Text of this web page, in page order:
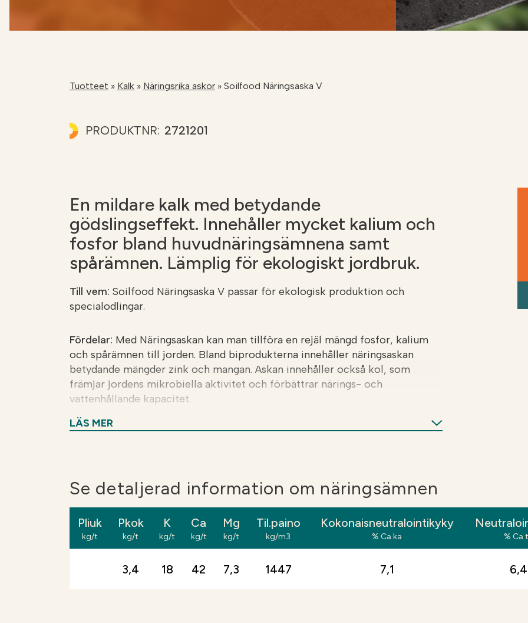
Tuotteet » Kalk » Näringsrika askor » Soilfood Näringsaska V
PRODUKTNR: 2721201
En mildare kalk med betydande
gödslingseffekt. Innehåller mycket kalium och
fosfor bland huvudnäringsämnena samt
spårämnen. Lämplig för ekologiskt jordbruk.
Till vem: Soilfood Näringsaska V passar för ekologisk produktion och
specialodlingar.
Fördelar: Med Näringsaskan kan man tillföra en rejäl mängd fosfor, kalium
och spårämnen till jorden. Bland biprodukterna innehåller näringsaskan
betydande mängder zink och mangan. Askan innehåller också kol, som
främjar jordens mikrobiella aktivitet och förbättrar närings- och
vattenhållande kapacitet.
Användning:Användningsmängden är 4–6 ton/ha. Näringsaskan är en
LÄS MER
Se detaljerad information om näringsämnen
Pliuk Pkok K Ca Mg Til.paino Kokonaisneutralointikyky
kg/t kg/t kg/t kg/t kg/t kg/m3 % Ca ka % Ca
3,4 18 42 7,3 1447 7,1 6,4